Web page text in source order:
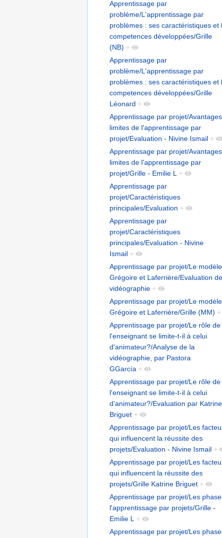
Apprentissage par
problème/L'apprentissage par
problèmes : ses caractéristiques et
competences développées/Grille
(NB) +
Apprentissage par
problème/L'apprentissage par
problèmes : ses caractéristiques et
competences développées/Grille
Léonard +
Apprentissage par projet/
limites de l'apprentissage par
projet/Evaluation - Nivine Ismail +
Apprentissage par projet/
limites de l'apprentissage par
projet/Grille - Emilie L +
Apprentissage par
projet/Caractéristiques
principales/Evaluation +
Apprentissage par
projet/Caractéristiques
principales/Evaluation - Nivine
Ismail +
Apprentissage par projet/Le
Grégoire et Laferrière/Evaluation
vidéographie +
Apprentissage par projet/Le
Grégoire et Laferrière/Grille (MM) +
Apprentissage par projet/Le rôle de
l'enseignant se limite-t-il à celui
d'animateur?/Analyse de la
vidéographie, par Pastora
GGarcía +
Apprentissage par projet/Le rôle de
l'enseignant se limite-t-il à celui
d'animateur?/Evaluation par Katrine
Briguet +
Apprentissage par projet/Les
qui influencent la réussite des
projets/Evaluation - Nivine Ismail +
Apprentissage par projet/Les
qui influencent la réussite des
projets/Grille Katrine Briguet +
Apprentissage par projet/Les
l'apprentissage par projets/Grille -
Emilie L +
Apprentissage par projet/Les